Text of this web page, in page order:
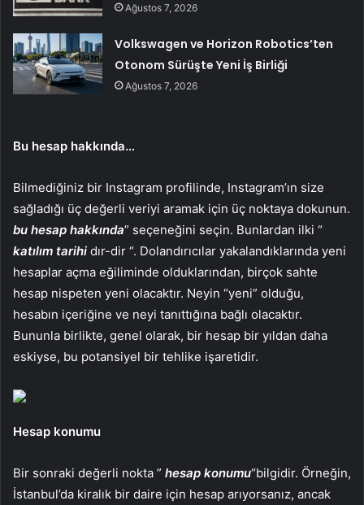
Ağustos 7, 2026
Volkswagen ve Horizon Robotics’ten
Otonom Sürüşte Yeni İş Birliği
Ağustos 7, 2026
Bu hesap hakkında…
Bilmediğiniz bir Instagram profilinde, Instagram’ın size
sağladığı üç değerli veriyi aramak için üç noktaya dokunun.
bu hesap hakkında” seçeneğini seçin. Bunlardan ilki “
katılım tarihi dır-dir “. Dolandırıcılar yakalandıklarında yeni
hesaplar açma eğiliminde olduklarından, birçok sahte
hesap nispeten yeni olacaktır. Neyin “yeni” olduğu,
hesabın içeriğine ve neyi tanıttığına bağlı olacaktır.
Bununla birlikte, genel olarak, bir hesap bir yıldan daha
eskiyse, bu potansiyel bir tehlike işaretidir.
Hesap konumu
Bir sonraki değerli nokta ” hesap konumu“bilgidir. Örneğin,
İstanbul’da kiralık bir daire için hesap arıyorsanız, ancak